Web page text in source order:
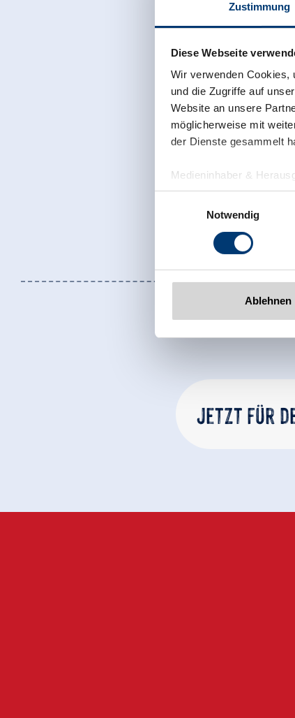
Zustimmung
Diese Webseite
Wir verwenden Cookies,
und die Zugriffe auf
Website an unsere
möglicherweise mit
der Dienste gesammelt
Medieninhaber &
Zeller Bergbahnen
Rohr 23// A-6280 Zell am
www.zillertalarena.com
Notwendig
Ablehnen
Jetzt für